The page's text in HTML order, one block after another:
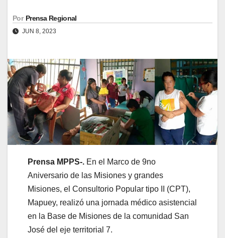
Por Prensa Regional
JUN 8, 2023
Prensa MPPS-. En el Marco de 9no
Aniversario de las Misiones y grandes
Misiones, el Consultorio Popular tipo II (CPT),
Mapuey, realizó una jornada médico asistencial
en la Base de Misiones de la comunidad San
José del eje territorial 7.